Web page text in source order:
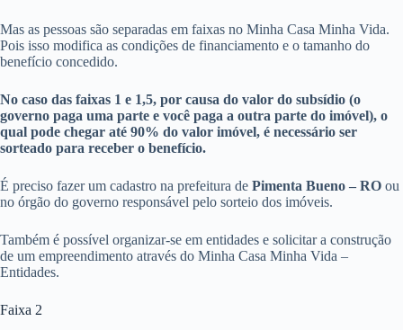
Mas as pessoas são separadas em faixas no Minha Casa Minha Vida.
Pois isso modifica as condições de financiamento e o tamanho do
benefício concedido.
No caso das faixas 1 e 1,5, por causa do valor do subsídio (o
governo paga uma parte e você paga a outra parte do imóvel), o
qual pode chegar até 90% do valor imóvel, é necessário ser
sorteado para receber o benefício.
É preciso fazer um cadastro na prefeitura de Pimenta Bueno – RO ou
no órgão do governo responsável pelo sorteio dos imóveis.
Também é possível organizar-se em entidades e solicitar a construção
de um empreendimento através do Minha Casa Minha Vida –
Entidades.
Faixa 2